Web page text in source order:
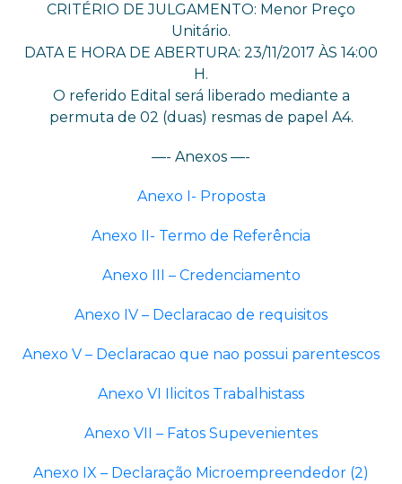
CRITÉRIO DE JULGAMENTO: Menor Preço
Unitário.
DATA E HORA DE ABERTURA: 23/11/2017 ÀS 14:00
H.
O referido Edital será liberado mediante a
permuta de 02 (duas) resmas de papel A4.
—- Anexos —-
Anexo I- Proposta
Anexo II- Termo de Referência
Anexo III – Credenciamento
Anexo IV – Declaracao de requisitos
Anexo V – Declaracao que nao possui parentescos
Anexo VI Ilicitos Trabalhistass
Anexo VII – Fatos Supevenientes
Anexo IX – Declaração Microempreendedor (2)